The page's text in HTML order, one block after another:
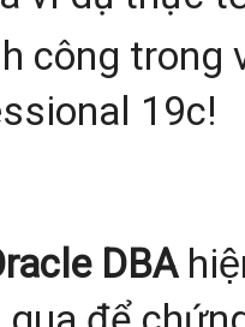
công
19c!
DBA